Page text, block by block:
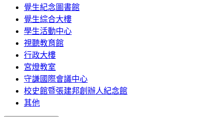
覺生紀念圖書館
覺生綜合大樓
學生活動中心
視聽教育館
行政大樓
宮燈教室
守謙國際會議中心
校史館暨張建邦創辦人紀念館
其他